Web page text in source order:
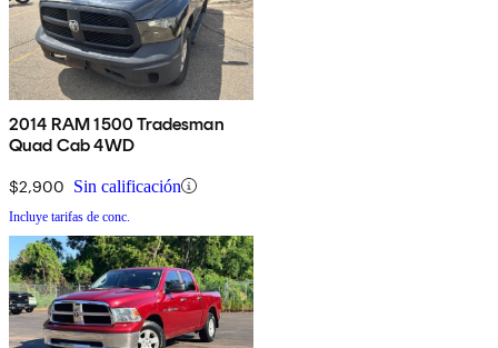
2014 RAM 1500 Tradesman
Quad Cab 4WD
$2,900 Sin calificación
Incluye tarifas de conc.